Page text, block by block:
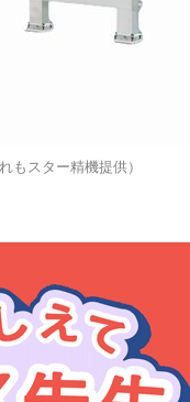
もスター精機提供）